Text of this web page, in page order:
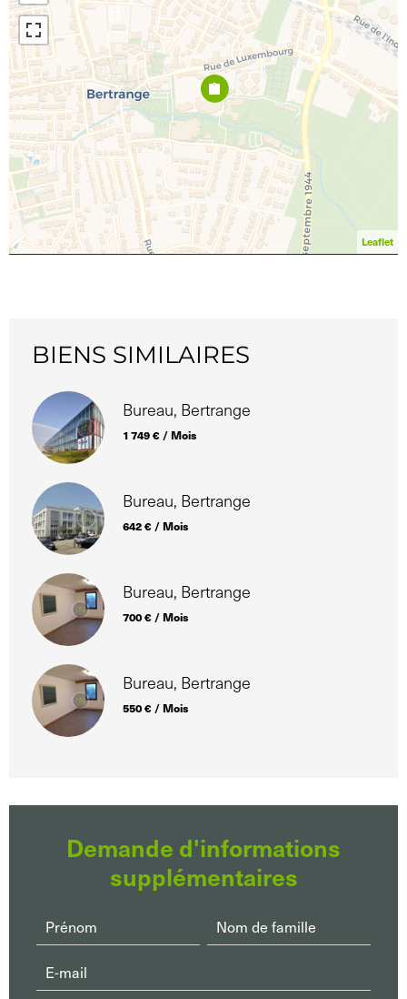
Leaflet
BIENS SIMILAIRES
Bureau, Bertrange
1 749 € / Mois
Bureau, Bertrange
642 € / Mois
Bureau, Bertrange
700 € / Mois
Bureau, Bertrange
550 € / Mois
Demande d'informations
supplémentaires